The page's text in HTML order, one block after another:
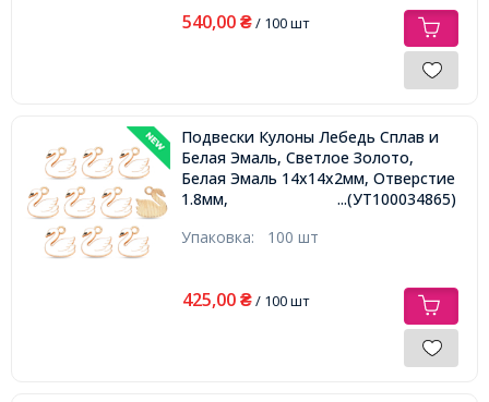
540,00 ₴/ 100 шт
Подвески Кулоны Лебедь Сплав и
Белая Эмаль, Светлое Золото,
Белая Эмаль 14х14х2мм, Отверстие
1.8мм,
...(УТ100034865)
Упаковка: 100 шт
425,00 ₴/ 100 шт